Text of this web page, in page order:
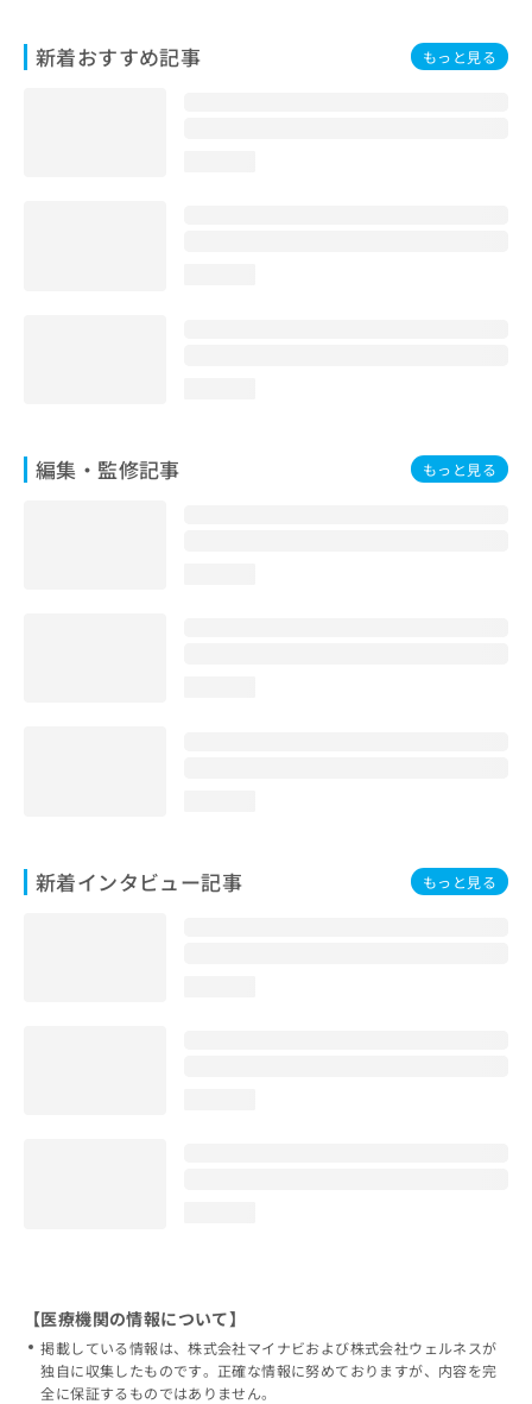
新着おすすめ記事 もっと見る
編集・監修記事 もっと見る
新着インタビュー記事 もっと見る
【医療機関の情報について】
掲載している情報は、株式会社マイナビおよび株式会社ウェルネスが
独自に収集したものです。正確な情報に努めておりますが、内容を完
全に保証するものではありません。